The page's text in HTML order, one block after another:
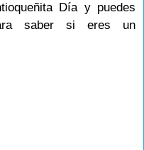
Día y puedes
saber si eres un